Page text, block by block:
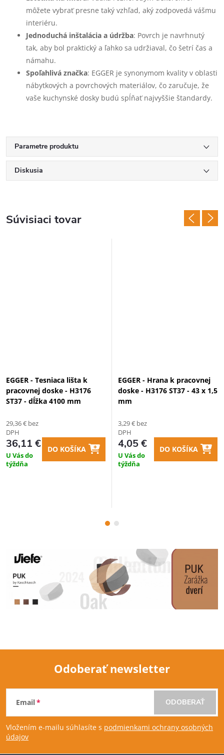
môžete vybrať presne taký vzhľad, aký zodpovedá vášmu
interiéru.
Jednoduchá inštalácia a údržba: Povrch je navrhnutý
tak, aby bol praktický a ľahko sa udržiaval, čo šetrí čas a
námahu.
Spoľahlivá značka: EGGER je synonymom kvality v oblasti
nábytkových a povrchových materiálov, čo zaručuje, že
vaše kuchynské dosky budú spĺňať najvyššie štandardy.
Parametre produktu
Diskusia
Súvisiaci tovar
EGGER - Tesniaca lišta k
pracovnej doske - H3176
ST37 - dĺžka 4100 mm
29,36 € bez
DPH
36,11 €
U Vás do
týždňa
DO KOŠÍKA
EGGER - Hrana k pracovnej
doske - H3176 ST37 - 43 x 1,5
mm
3,29 € bez
DPH
4,05 €
U Vás do
týždňa
DO KOŠÍKA
Z
á
p
Odoberať newsletter
Email
Vložením e-mailu súhlasíte s podmienkami ochrany osobných
údajov
ODOBERAŤ